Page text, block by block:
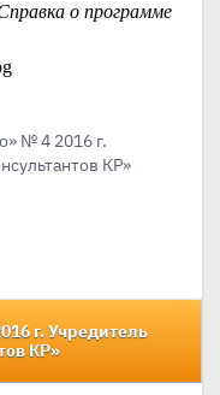
о программе
№ 4 2016 г.
КР»
г. Учредитель
КР»